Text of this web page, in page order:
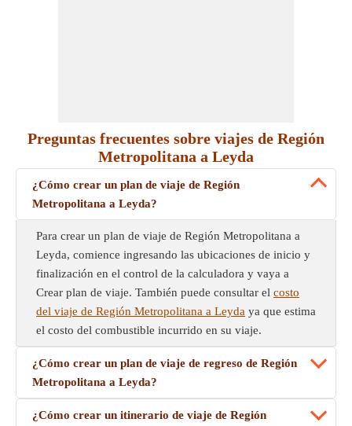
Preguntas frecuentes sobre viajes de Región
Metropolitana a Leyda
¿Cómo crear un plan de viaje de Región
Metropolitana a Leyda?
Para crear un plan de viaje de Región Metropolitana a
Leyda, comience ingresando las ubicaciones de inicio y
finalización en el control de la calculadora y vaya a
Crear plan de viaje. También puede consultar el costo
del viaje de Región Metropolitana a Leyda ya que estima
el costo del combustible incurrido en su viaje.
¿Cómo crear un plan de viaje de regreso de Región
Metropolitana a Leyda?
¿Cómo crear un itinerario de viaje de Región